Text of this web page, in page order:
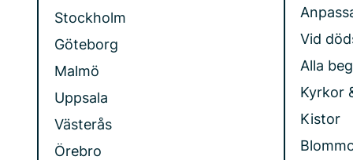
Stockholm
Göteborg
Malmö
Uppsala
Västerås
Örebro
Vid
Alla
Kyrkor
Kistor